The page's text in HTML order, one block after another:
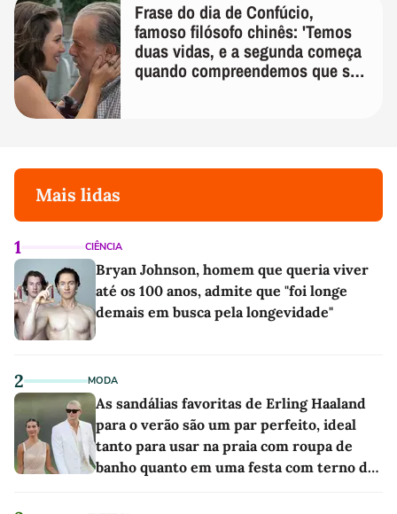
Frase do dia de Confúcio,
famoso filósofo chinês: 'Temos
duas vidas, e a segunda começa
quando compreendemos que só
Mais lidas
1 CIÊNCIA
Bryan Johnson, homem que queria viver
até os 100 anos, admite que "foi longe
demais em busca pela longevidade"
2 MODA
As sandálias favoritas de Erling Haaland
para o verão são um par perfeito, ideal
tanto para usar na praia com roupa de
banho quanto em uma festa com terno de